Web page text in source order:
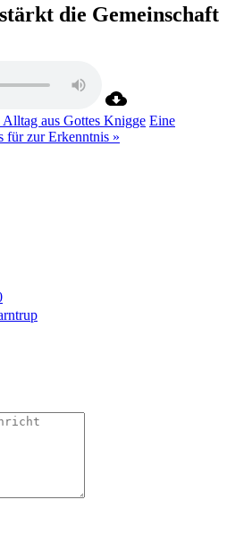
die Gemeinschaft
aus Gottes Knigge Eine
für zur Erkenntnis »